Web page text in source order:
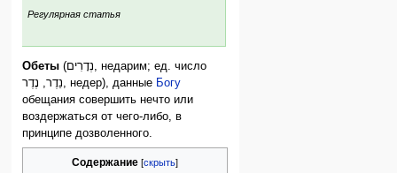
Регулярная статья
Обеты (נְדָרִים, недарим; ед. число
נֵדֶר, נֶדֶר, недер), данные Богу
обещания совершить нечто или
воздержаться от чего-либо, в
принципе дозволенного.
Содержание